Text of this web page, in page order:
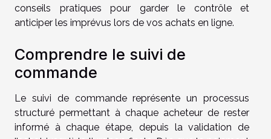
conseils pratiques pour garder le contrôle et
anticiper les imprévus lors de vos achats en ligne.
Comprendre le suivi de
commande
Le suivi de commande représente un processus
structuré permettant à chaque acheteur de rester
informé à chaque étape, depuis la validation de